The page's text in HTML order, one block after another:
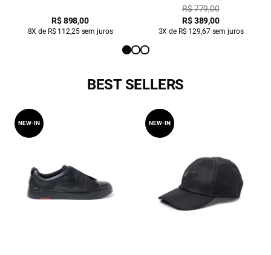
R$ 898,00
8X de R$ 112,25 sem juros
R$ 779,00
R$ 389,00
3X de R$ 129,67 sem juros
BEST SELLERS
NEW-IN NEW-IN